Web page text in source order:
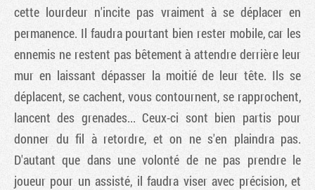
cette lourdeur n'incite pas vraiment à se déplacer en
permanence. Il faudra pourtant bien rester mobile, car les
ennemis ne restent pas bêtement à attendre derrière leur
mur en laissant dépasser la moitié de leur tête. Ils se
déplacent, se cachent, vous contournent, se rapprochent,
lancent des grenades... Ceux-ci sont bien partis pour
donner du fil à retordre, et on ne s'en plaindra pas.
D'autant que dans une volonté de ne pas prendre le
joueur pour un assisté, il faudra viser avec précision, et